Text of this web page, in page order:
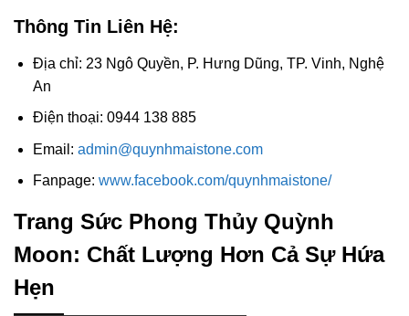
Thông Tin Liên Hệ:
Địa chỉ: 23 Ngô Quyền, P. Hưng Dũng, TP. Vinh, Nghệ
An
Điện thoại: 0944 138 885
Email: admin@quynhmaistone.com
Fanpage: www.facebook.com/quynhmaistone/
Trang Sức Phong Thủy Quỳnh
Moon: Chất Lượng Hơn Cả Sự Hứa
Hẹn